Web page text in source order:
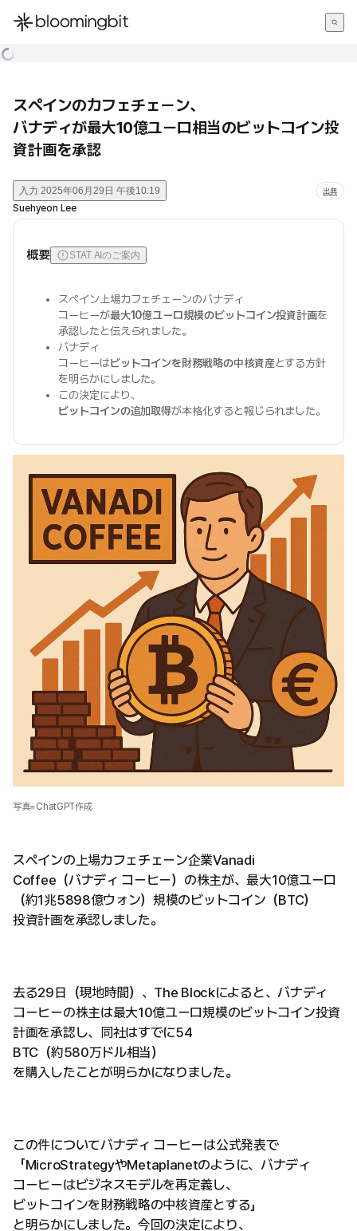
한국어
スペインのカフェチェーン、
バナディが最大10億ユーロ相当のビットコイン投
資計画を承認
入力 2025年06月29日 午後10:19 出典
Suehyeon Lee
概要 STAT AIのご案内
スペイン上場カフェチェーンのバナディ
コーヒーが最大10億ユーロ規模のビットコイン投資計画を
承認したと伝えられました。
バナディ
コーヒーはビットコインを財務戦略の中核資産とする方針
を明らかにしました。
この決定により、
ビットコインの追加取得が本格化すると報じられました。
写真=ChatGPT作成
スペインの上場カフェチェーン企業Vanadi
Coffee（バナディ コーヒー）の株主が、最大10億ユーロ
（約1兆5898億ウォン）規模のビットコイン（BTC）
投資計画を承認しました。
去る29日（現地時間）、The Blockによると、バナディ
コーヒーの株主は最大10億ユーロ規模のビットコイン投資
計画を承認し、同社はすでに54
BTC（約580万ドル相当）
を購入したことが明らかになりました。
この件についてバナディ コーヒーは公式発表で
「MicroStrategyやMetaplanetのように、バナディ
コーヒーはビジネスモデルを再定義し、
ビットコインを財務戦略の中核資産とする」
と明らかにしました。今回の決定により、